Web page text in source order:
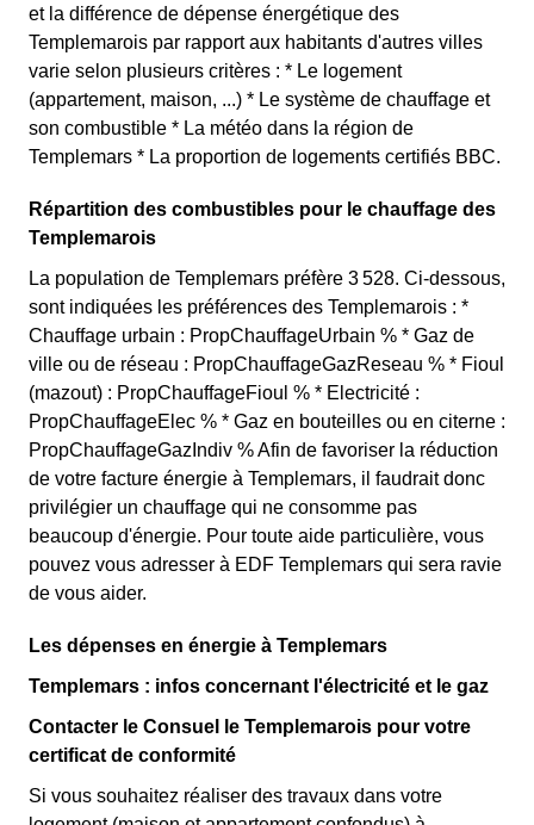
et la différence de dépense énergétique des
Templemarois par rapport aux habitants d'autres villes
varie selon plusieurs critères : * Le logement
(appartement, maison, ...) * Le système de chauffage et
son combustible * La météo dans la région de
Templemars * La proportion de logements certifiés BBC.
Répartition des combustibles pour le chauffage des
Templemarois
La population de Templemars préfère 3 528. Ci-dessous,
sont indiquées les préférences des Templemarois : *
Chauffage urbain : PropChauffageUrbain % * Gaz de
ville ou de réseau : PropChauffageGazReseau % * Fioul
(mazout) : PropChauffageFioul % * Electricité :
PropChauffageElec % * Gaz en bouteilles ou en citerne :
PropChauffageGazIndiv % Afin de favoriser la réduction
de votre facture énergie à Templemars, il faudrait donc
privilégier un chauffage qui ne consomme pas
beaucoup d'énergie. Pour toute aide particulière, vous
pouvez vous adresser à EDF Templemars qui sera ravie
de vous aider.
Les dépenses en énergie à Templemars
Templemars : infos concernant l'électricité et le gaz
Contacter le Consuel le Templemarois pour votre
certificat de conformité
Si vous souhaitez réaliser des travaux dans votre